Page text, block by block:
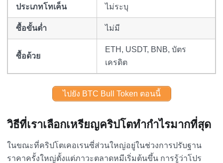
ประเภทโทเค็น ไม่ระบุ
ซื้อขั้นต่ำ ไม่มี
ซื้อด้วย
ETH, USDT, BNB, บัตร
เครดิต
ไปยัง BTC Bull Token ตอนนี้
วิธีที่เราเลือกเหรียญคริปโตทำกำไรมากที่สุด
ในขณะที่คริปโตเคอเรนซี่ส่วนใหญ่อยู่ในช่วงการปรับฐาน
ราคาครั้งใหญ่ตั้งแต่ภาวะตลาดหมีเริ่มต้นขึ้น การรู้ว่าโปร